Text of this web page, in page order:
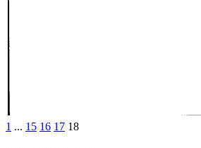
1 ... 15 16 17 18